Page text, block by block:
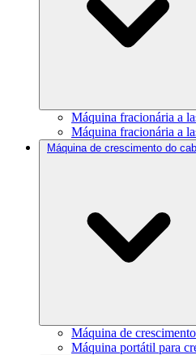
Máquina fracionária a
Máquina fracionária a
Máquina de crescimento do
Máquina de
Máquina portátil para